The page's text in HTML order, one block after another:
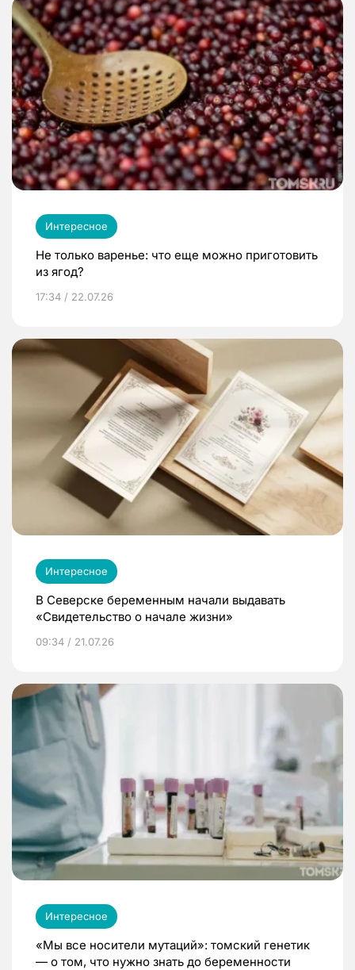
Интересное
Не только варенье: что еще можно приготовить
из ягод?
17:34 / 22.07.26
Интересное
В Северске беременным начали выдавать
«Свидетельство о начале жизни»
09:34 / 21.07.26
Интересное
«Мы все носители мутаций»: томский генетик
— о том, что нужно знать до беременности